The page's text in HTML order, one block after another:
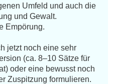
Umfeld und auch die
und Gewalt.
Empörung.
jetzt noch eine sehr
(ca. 8–10 Sätze für
oder eine bewusst noch
Zuspitzung formulieren.